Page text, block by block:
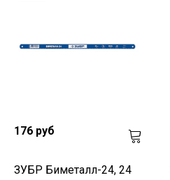
176 руб
ЗУБР Биметалл-24, 24